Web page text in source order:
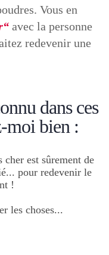
Vous en
avec la personne
redevenir une
dans ces
moi bien :
est sûrement de
pour redevenir le
!
les choses...